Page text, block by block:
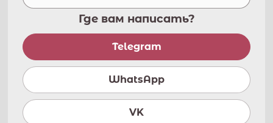
Где вам написать?
Telegram
WhatsApp
VK